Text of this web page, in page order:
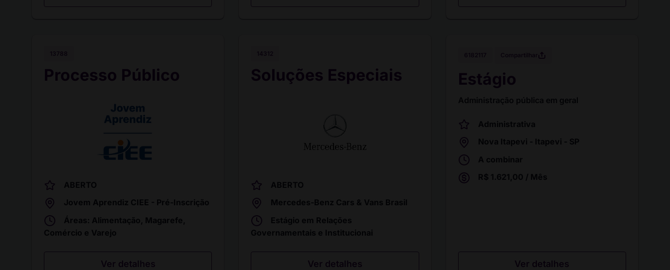
Processo Público
ABERTO
Jovem Aprendiz CIEE - Pré-Inscrição
Áreas: Alimentação, Magarefe,
Comércio e Varejo
Ver detalhes
Soluções Especiais
ABERTO
Mercedes-Benz Cars & Vans Brasil
Estágio em Relações
Governamentais e Institucionai
Ver detalhes
Estágio
Administração pública em geral
Administrativa
Nova Itapevi - Itapevi - SP
A combinar
R$ 1.621,00 / Mês
Ver detalhes